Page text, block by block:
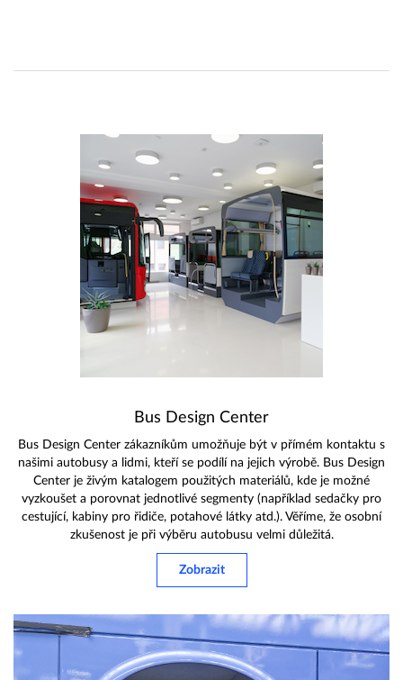
Bus Design Center
Bus Design Center zákazníkům umožňuje být v přímém kontaktu s
našimi autobusy a lidmi, kteří se podílí na jejich výrobě. Bus Design
Center je živým katalogem použitých materiálů, kde je možné
vyzkoušet a porovnat jednotlivé segmenty (například sedačky pro
cestující, kabiny pro řidiče, potahové látky atd.). Věříme, že osobní
zkušenost je při výběru autobusu velmi důležitá.
Zobrazit